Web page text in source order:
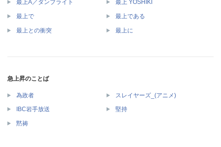
最上A／ダンブライト 最上 YOSHIKI
最上で 最上である
最上との衝突 最上に
急上昇のことば
為政者 スレイヤーズ_(アニメ)
IBC岩手放送 堅持
黙祷